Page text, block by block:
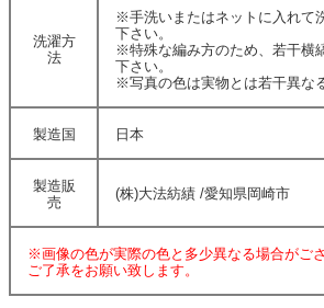
洗濯方
法
※手洗いまたはネットに入れて
下さい。
※特殊な編み方のため、若干横
下さい。
※写真の色は実物とは若干異な
製造国 日本
製造販
売
(株)大法紡績 /愛知県岡崎市
※画像の色が実際の色と多少異なる場合がご
ご了承をお願い致します。